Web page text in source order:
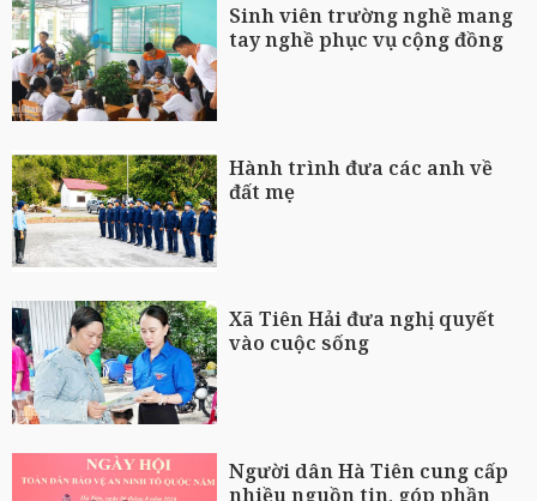
Sinh viên trường nghề mang
tay nghề phục vụ cộng đồng
Hành trình đưa các anh về
đất mẹ
Xã Tiên Hải đưa nghị quyết
vào cuộc sống
Người dân Hà Tiên cung cấp
nhiều nguồn tin, góp phần